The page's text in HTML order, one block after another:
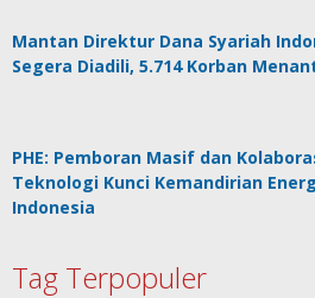
Mantan Direktur Dana Syariah
Segera Diadili, 5.714 Korban
PHE: Pemboran Masif dan
Teknologi Kunci Kemandirian
Indonesia
Tag Terpopuler